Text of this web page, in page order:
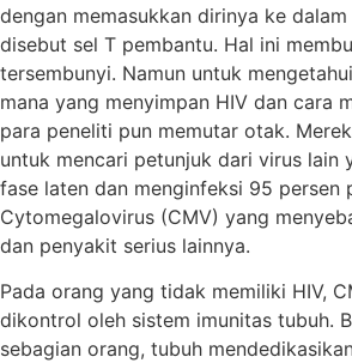
dengan memasukkan dirinya ke
disebut sel T pembantu. Hal ini
tersembunyi. Namun untuk
mana yang menyimpan HIV dan cara
para peneliti pun memutar otak.
untuk mencari petunjuk dari virus lain
fase laten dan menginfeksi 95 persen
Cytomegalovirus (CMV) yang
dan penyakit serius lainnya.
Pada orang yang tidak memiliki HIV,
dikontrol oleh sistem imunitas tubuh.
sebagian orang, tubuh